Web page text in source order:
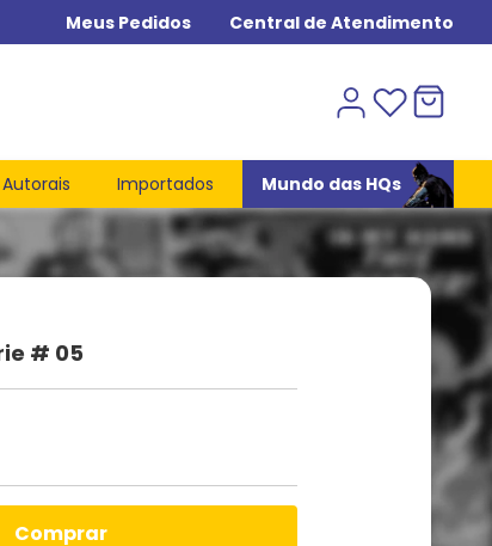
Meus Pedidos Central de Atendimento
Importados Mundo das HQs
# 05
comprar